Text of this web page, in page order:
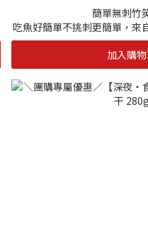
簡單無刺竹
吃魚好簡單不挑刺更簡單，來
手工拔刺，食尚料理專門輕
魚，生活簡
｜單包規
80g
加入購